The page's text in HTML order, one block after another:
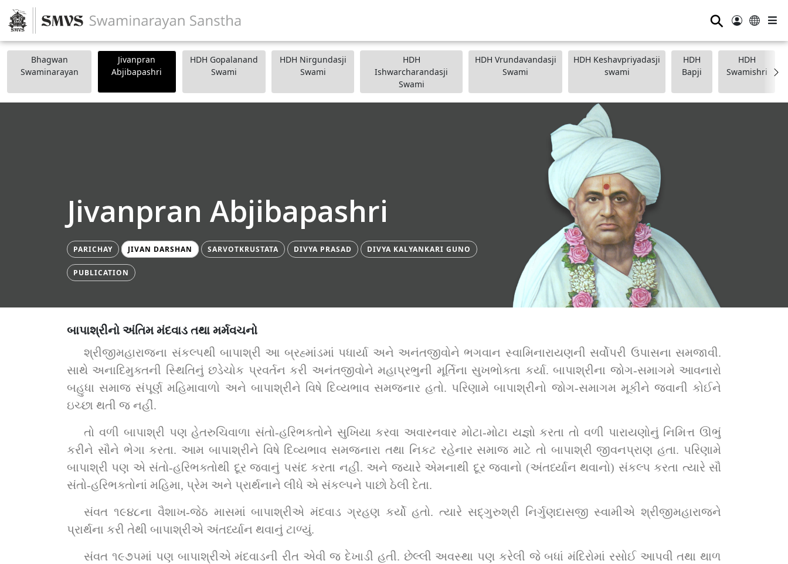
⚲
Bhagwan
Swaminarayan
Jivanpran
Abjibapashri
HDH Gopalanand
Swami
HDH Nirgundasji
Swami
HDH
Ishwarcharandasji
Swami
HDH Vrundavandasji
Swami
HDH Keshavpriyadasji
swami
HDH
Bapji
HDH
Swamishri
Jivanpran Abjibapashri
PARICHAY JIVAN DARSHAN SARVOTKRUSTATA DIVYA PRASAD DIVYA KALYANKARI GUNO
PUBLICATION
બાપાશ્રીનો અંતિમ મંદવાડ તથા મર્મવચનો
શ્રીજીમહારાજના સંકલ્પથી બાપાશ્રી આ બ્રહ્માંડમાં પધાર્યા અને અનંતજીવોને ભગવાન સ્વામિનારાયણની સર્વોપરી ઉપાસના સમજાવી.
સાથે અનાદિમુક્તની સ્થિતિનું છડેચોક પ્રવર્તન કરી અનંતજીવોને મહાપ્રભુની મૂર્તિના સુખભોક્તા કર્યા. બાપાશ્રીના જોગ-સમાગમે આવનારો
બહુધા સમાજ સંપૂર્ણ મહિમાવાળો અને બાપાશ્રીને વિષે દિવ્યભાવ સમજનાર હતો. પરિણામે બાપાશ્રીનો જોગ-સમાગમ મૂકીને જવાની કોઈને
ઇચ્છા થતી જ નહીં.
તો વળી બાપાશ્રી પણ હેતરુચિવાળા સંતો-હરિભક્તોને સુખિયા કરવા અવારનવાર મોટા-મોટા યજ્ઞો કરતા તો વળી પારાયણોનું નિમિત્ત ઊભું
કરીને સૌને ભેગા કરતા. આમ બાપાશ્રીને વિષે દિવ્યભાવ સમજનારા તથા નિકટ રહેનાર સમાજ માટે તો બાપાશ્રી જીવનપ્રાણ હતા. પરિણામે
બાપાશ્રી પણ એ સંતો-હરિભક્તોથી દૂર જવાનું પસંદ કરતા નહીં. અને જ્યારે એમનાથી દૂર જવાનો (અંતર્ધ્યાન થવાનો) સંકલ્પ કરતા ત્યારે સૌ
સંતો-હરિભક્તોનાં મહિમા, પ્રેમ અને પ્રાર્થનાને લીધે એ સંકલ્પને પાછો ઠેલી દેતા.
સંવત ૧૯૪૮ના વૈશાખ-જેઠ માસમાં બાપાશ્રીએ મંદવાડ ગ્રહણ કર્યો હતો. ત્યારે સદ્‌ગુરુશ્રી નિર્ગુણદાસજી સ્વામીએ શ્રીજીમહારાજને
પ્રાર્થના કરી તેથી બાપાશ્રીએ અંતર્ધ્યાન થવાનું ટાળ્યું.
સંવત ૧૯૭૫માં પણ બાપાશ્રીએ મંદવાડની રીત એવી જ દેખાડી હતી. છેલ્લી અવસ્થા પણ કરેલી જે બધાં મંદિરોમાં રસોઈ આપવી તથા થાળ